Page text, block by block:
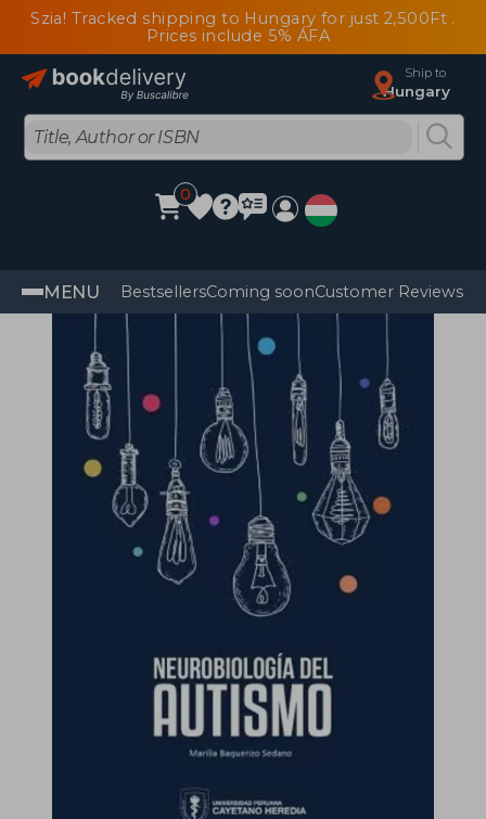
Szia! Tracked shipping to Hungary for just 2,500Ft .
Prices include 5% ÁFA
Ship to
Hungary
0
MENU BestsellersComing soonCustomer Reviews